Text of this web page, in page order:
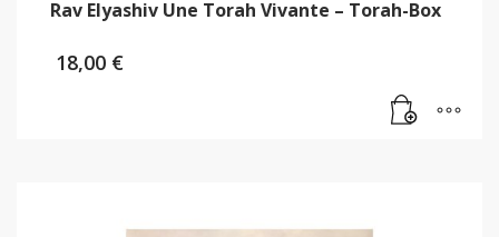
Rav Elyashiv Une Torah Vivante – Torah-Box
18,00 €